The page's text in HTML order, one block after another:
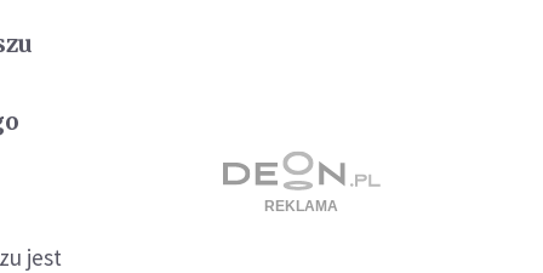
jest